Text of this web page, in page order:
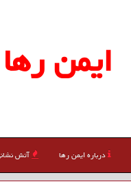
ایمن رها
درباره ایمن رها آتش